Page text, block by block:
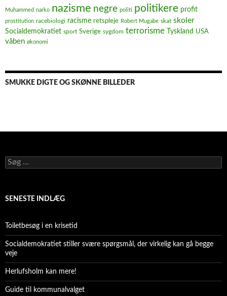
Muhammed narko nazisme negre politi politikere profit
prostitution racebiologi racisme retspleje Robert Mugabe skat skoler
Socialdemokratiet sport Sverige sygdom terrorisme Tyskland USA
våben økonomi
SMUKKE DIGTE OG SKØNNE BILLEDER
Søg
efter:
SENESTE INDLÆG
Toiletbesøg i en krisetid
Socialdemokratiet stiller svære spørgsmål, der virkelig kan gå begge
veje
Herlufsholm kan mere!
Guide til kommunalvalget